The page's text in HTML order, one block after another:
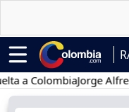
Jorge Alfredo